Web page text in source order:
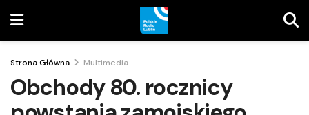
Strona Główna Multimedia
Obchody 80. rocznicy